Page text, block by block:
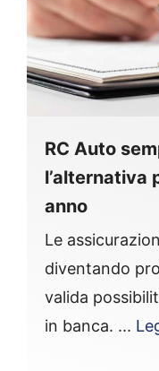
RC Auto
l’alternativa
anno
Le
diventando
valida
in banca. ...